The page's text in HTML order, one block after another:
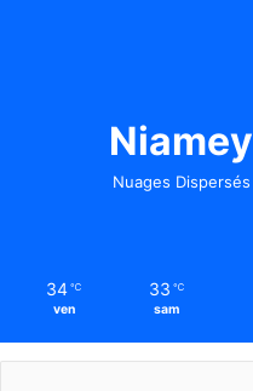
Niamey
Nuages Dispersés
34 ℃
ven
33 ℃
sam